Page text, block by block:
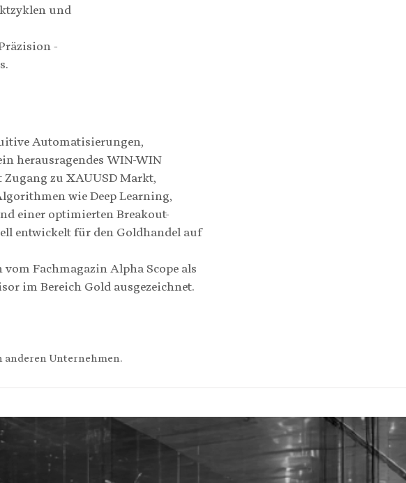
und
-
Automatisierungen,
herausragendes WIN-WIN
Zugang zu XAUUSD Markt,
wie Deep Learning,
einer optimierten Breakout-
entwickelt für den Goldhandel auf
Fachmagazin Alpha Scope als
im Bereich Gold ausgezeichnet.
anderen Unternehmen.